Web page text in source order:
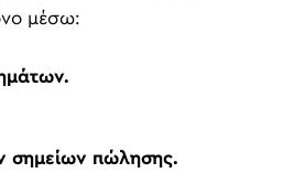
μέσω:
σημείων πώλησης.